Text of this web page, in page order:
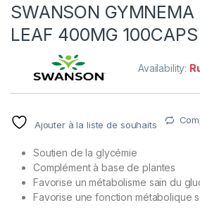
SWANSON GYMNEMA
LEAF 400MG 100CAPS
Availability:
Ajouter à la liste de souhaits
Soutien de la glycémie
Complément à base de plantes
Favorise un métabolisme sain du
Favorise une fonction métabolique